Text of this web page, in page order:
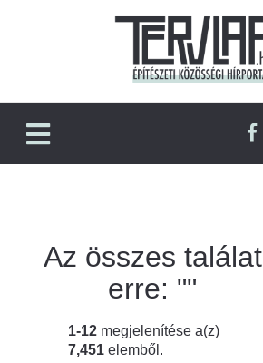
Az összes találat
erre: ""
1-12 megjelenítése a(z)
7,451 elemből.